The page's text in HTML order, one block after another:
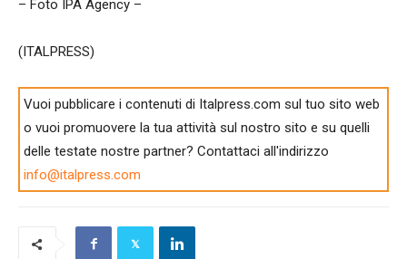
– Foto IPA Agency –
(ITALPRESS)
Vuoi pubblicare i contenuti di Italpress.com sul tuo sito web
o vuoi promuovere la tua attività sul nostro sito e su quelli
delle testate nostre partner? Contattaci all'indirizzo
info@italpress.com